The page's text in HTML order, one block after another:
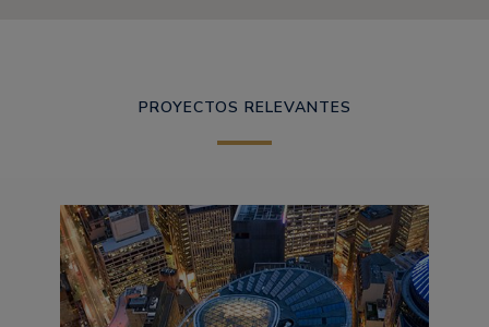
PROYECTOS RELEVANTES